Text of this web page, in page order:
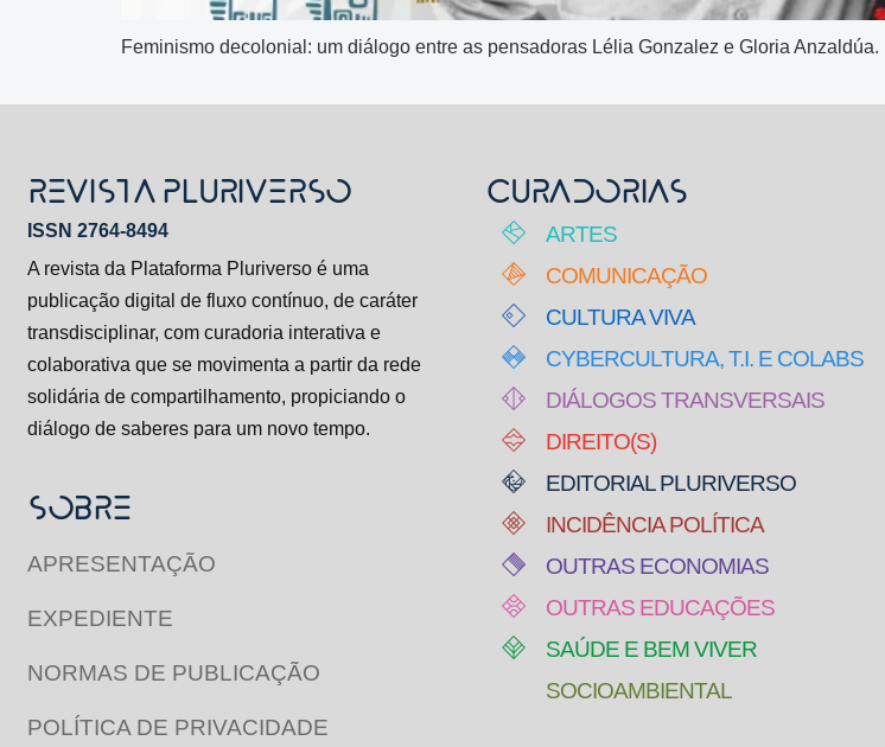
Feminismo decolonial: um diálogo entre as pensadoras Lélia Gonzalez e Gloria Anzaldúa.
REVISTA PLURIVERSO
ISSN 2764-8494
A revista da Plataforma Pluriverso é uma
publicação digital de fluxo contínuo, de caráter
transdisciplinar, com curadoria interativa e
colaborativa que se movimenta a partir da rede
solidária de compartilhamento, propiciando o
diálogo de saberes para um novo tempo.
SOBRE
APRESENTAÇÃO
EXPEDIENTE
NORMAS DE PUBLICAÇÃO
POLÍTICA DE PRIVACIDADE
CURADORIAS
ARTES
COMUNICAÇÃO
CULTURA VIVA
CYBERCULTURA, T.I. E COLABS
DIÁLOGOS TRANSVERSAIS
DIREITO(S)
EDITORIAL PLURIVERSO
INCIDÊNCIA POLÍTICA
OUTRAS ECONOMIAS
OUTRAS EDUCAÇÕES
SAÚDE E BEM VIVER
SOCIOAMBIENTAL